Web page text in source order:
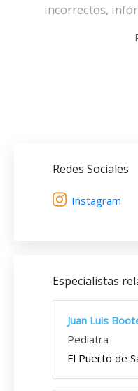
incorrectos,
Redes Sociales
Instagram
Especialistas
Juan Luis
Pediatra
El Puerto de